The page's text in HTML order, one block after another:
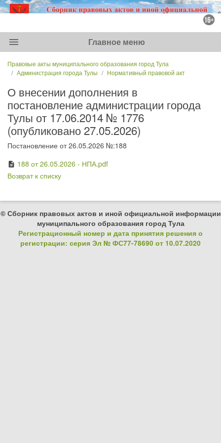
menu Главное меню
Правовые акты муниципального образования город Тула
Администрация города Тулы
Нормативный правовой акт
О внесении дополнения в
постановление администрации города
Тулы от 17.06.2014 № 1776
(опубликовано 27.05.2026)
Постановление от 26.05.2026 №:188
description 188 от 26.05.2026 - НПА.pdf
Возврат к списку
© Сборник правовых актов и иной официальной информации
муниципального образования город Тула
Регистрационный номер и дата принятия решения о
регистрации: серия Эл № ФС77-78690 от 10.07.2020